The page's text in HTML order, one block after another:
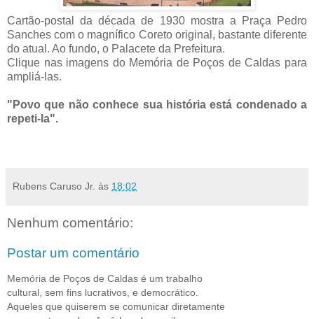
Cartão-postal da década de 1930 mostra a Praça Pedro
Sanches com o magnífico Coreto original, bastante diferente
do atual. Ao fundo, o Palacete da Prefeitura.
Clique nas imagens do Memória de Poços de Caldas para
ampliá-las.
"Povo que não conhece sua história está condenado a
repeti-la".
Rubens Caruso Jr. às 18:02
Nenhum comentário:
Postar um comentário
Memória de Poços de Caldas é um trabalho
cultural, sem fins lucrativos, e democrático.
Aqueles que quiserem se comunicar diretamente